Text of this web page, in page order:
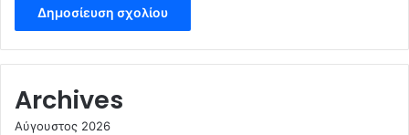
Archives
Αύγουστος 2026